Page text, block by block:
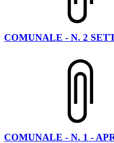
COMUNALE - N. 2
COMUNALE - N. 1 -